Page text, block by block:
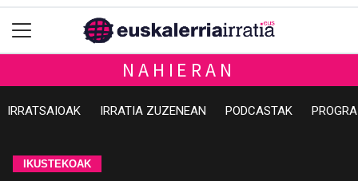
NAHIERAN
IRRATSAIOAK IRRATIA ZUZENEAN PODCASTAK
IKUSTEKOAK